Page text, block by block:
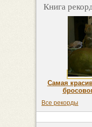
Книга
Самая
Все рекорды